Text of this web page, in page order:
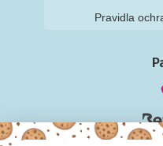
Pravidla